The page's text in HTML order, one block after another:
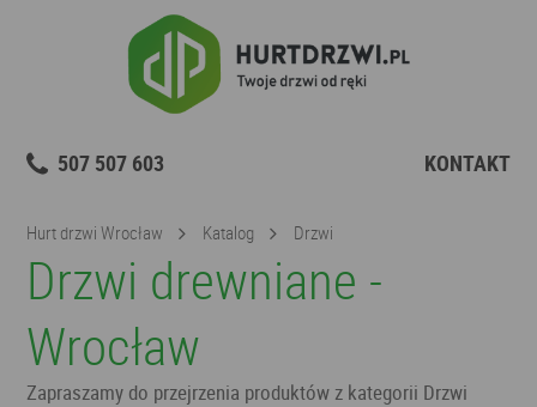
507 507 603 KONTAKT
Hurt drzwi Wrocław Katalog Drzwi
Drzwi drewniane -
Wrocław
Zapraszamy do przejrzenia produktów z kategorii Drzwi